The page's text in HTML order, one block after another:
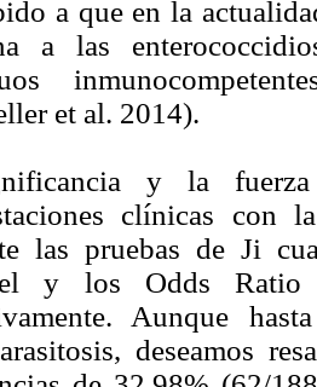
a que en la
a las
et al. 2014).
y la
clínicas con
las pruebas de Ji
y los Odds
Aunque
deseamos